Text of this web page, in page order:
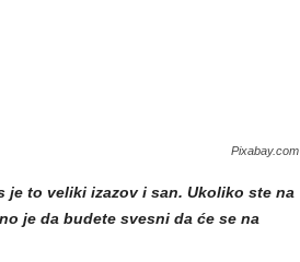
Pixabay.com
je to veliki izazov i san. Ukoliko ste na
je da budete svesni da će se na